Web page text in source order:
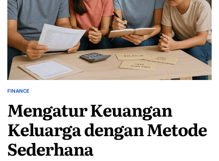
POSTED
FINANCE
Mengatur Keuangan
Keluarga dengan Metode
Sederhana